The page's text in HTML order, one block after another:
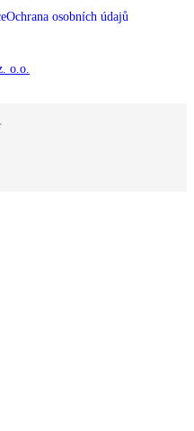
Ochrana osobních údajů
o.o.